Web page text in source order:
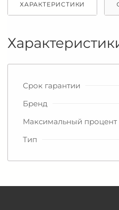
ХАРАКТЕРИСТИКИ
Срок гарантии
Бренд
Максимальный процент
Тип